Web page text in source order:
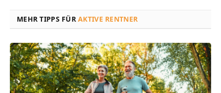
MEHR TIPPS FÜRAKTIVE RENTNER